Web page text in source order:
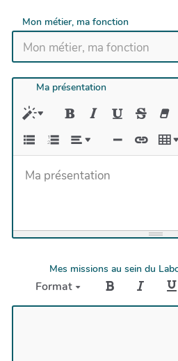
Mon métier, ma fonction
Ma présentation
Ma présentation
Mes missions au sein du
Format